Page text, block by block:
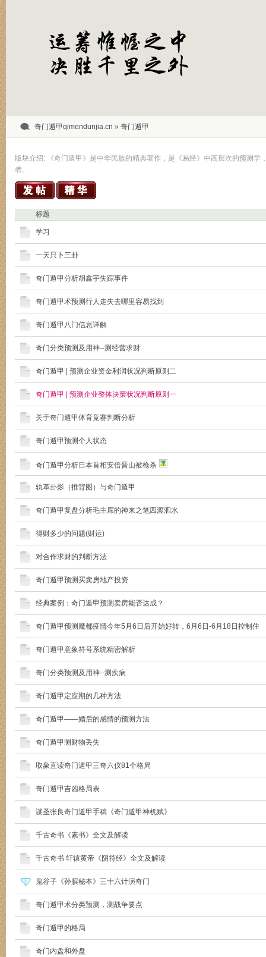
奇门遁甲qimendunjia.cn » 奇门遁甲
版块介绍: 《奇门遁甲》是中华民族的精典著作，是《易经》中高层次的预测
者。
标题
学习
一天只卜三卦
奇门遁甲分析胡鑫宇失踪事件
奇门遁甲术预测行人走失去哪里容易找到
奇门遁甲八门信息详解
奇门分类预测及用神--测经营求财
奇门遁甲 | 预测企业资金利润状况判断原则二
奇门遁甲 | 预测企业整体决策状况判断原则一
关于奇门遁甲体育竞赛判断分析
奇门遁甲预测个人状态
奇门遁甲分析日本首相安倍晋山被枪杀
轨革卦影（推背图）与奇门遁甲
奇门遁甲复盘分析毛主席的神来之笔四渡泗水
得财多少的问题(财运)
对合作求财的判断方法
奇门遁甲预测买卖房地产投资
经典案例：奇门遁甲预测卖房能否达成？
奇门遁甲预测魔都疫情今年5月6日后开始好转，6月6日-6月18日控制住
奇门遁甲意象符号系统精密解析
奇门分类预测及用神--测疾病
奇门遁甲定应期的几种方法
奇门遁甲——婚后的感情的预测方法
奇门遁甲测财物丢失
取象直读奇门遁甲三奇六仪81个格局
奇门遁甲吉凶格局表
谋圣张良奇门遁甲手稿《奇门遁甲神机赋》
千古奇书《素书》全文及解读
千古奇书 轩辕黄帝《阴符经》全文及解读
鬼谷子《孙膑秘本》三十六计演奇门
奇门遁甲术分类预测，测战争要点
奇门遁甲的格局
奇门内盘和外盘